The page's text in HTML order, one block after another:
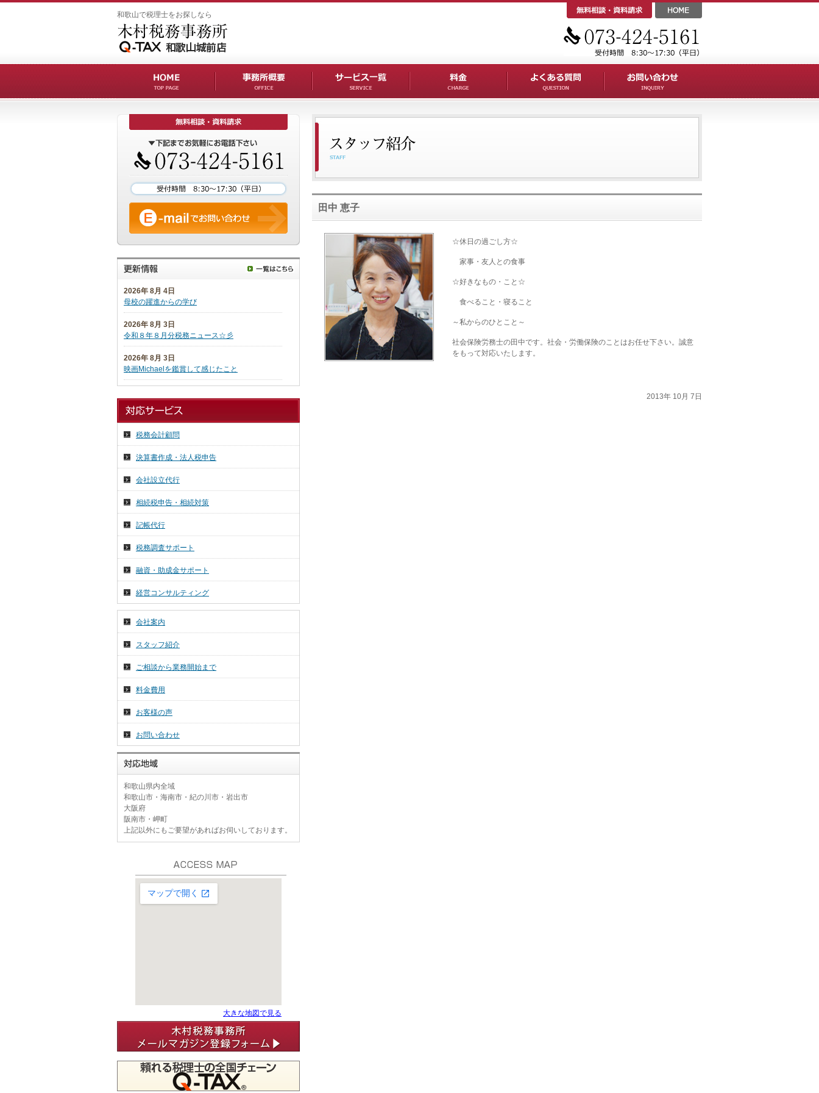
和歌山で税理士をお探しなら
田中 恵子
☆休日の過ごし方☆
家事・友人との食事
☆好きなもの・こと☆
食べること・寝ること
～私からのひとこと～
社会保険労務士の田中です。社会・労働保険のことはお任せ下さい。誠意
をもって対応いたします。
2013年 10月 7日
2026年 8月 4日
母校の躍進からの学び
2026年 8月 3日
令和８年８月分税務ニュース☆彡
2026年 8月 3日
映画Michaelを鑑賞して感じたこと
日本税理士企業年金基金代議員会
2026年 7月 27日
日本税理士会連合会総会
2026年 7月 16日
祇園祭り 前祭
2026年 7月 15日
気ままに投稿
2026年 7月 14日
７月の京都へ
2026年 7月 1日
令和８年７月分税務ニュース☆彡
2026年 6月 26日
～和歌山の名勝・重要文化財～
税務会計顧問
決算書作成・法人税申告
会社設立代行
相続税申告・相続対策
記帳代行
税務調査サポート
融資・助成金サポート
経営コンサルティング
会社案内
スタッフ紹介
ご相談から業務開始まで
料金費用
お客様の声
お問い合わせ
和歌山県内全域
和歌山市・海南市・紀の川市・岩出市
大阪府
阪南市・岬町
上記以外にもご要望があればお伺いしております。
大きな地図で見る